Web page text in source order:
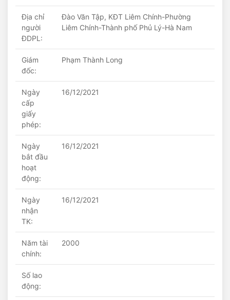
Địa chỉ
người
ĐDPL:
Đào Văn Tập, KĐT Liêm Chính-Phường
Liêm Chính-Thành phố Phủ Lý-Hà Nam
Giám
đốc:
Phạm Thành Long
Ngày
cấp
giấy
phép:
16/12/2021
Ngày
bắt đầu
hoạt
động:
16/12/2021
Ngày
nhận
TK:
16/12/2021
Năm tài
chính:
2000
Số lao
động: